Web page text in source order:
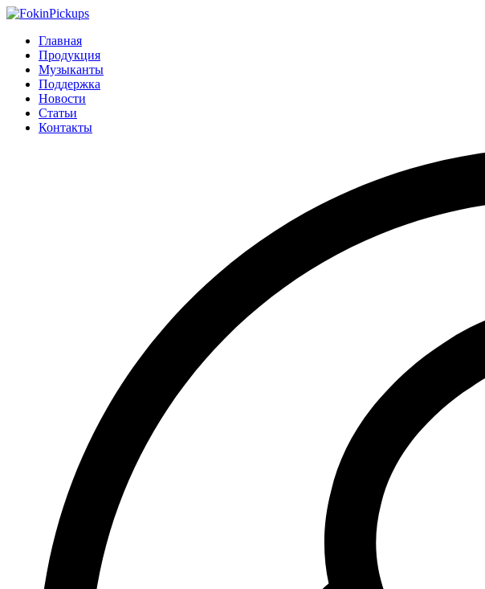
Главная
Продукция
Музыканты
Поддержка
Новости
Статьи
Контакты